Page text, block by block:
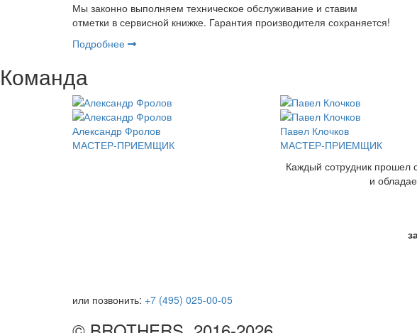
Мы законно выполняем техническое обслуживание и ставим
отметки в сервисной книжке. Гарантия производителя сохраняется!
Подробнее
Команда
Александр Фролов
МАСТЕР-ПРИЕМЩИК
Павел Клочков
МАСТЕР-ПРИЕМЩИК
Каждый сотрудник прошел
и
или позвонить: +7 (495) 025-00-05